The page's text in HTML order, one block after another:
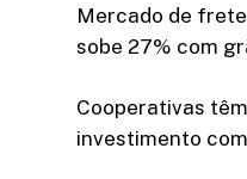
Mercado de
sobe 27% com
Cooperativas
investimento